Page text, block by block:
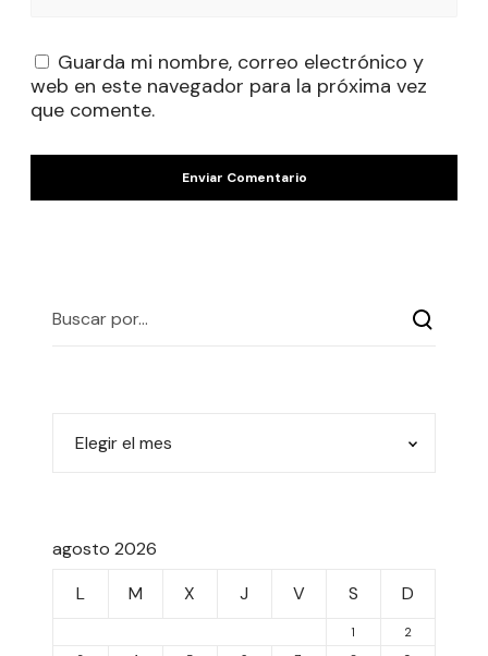
Guarda mi nombre, correo electrónico y
web en este navegador para la próxima vez
que comente.
agosto 2026
L
M X J V S D
1
2